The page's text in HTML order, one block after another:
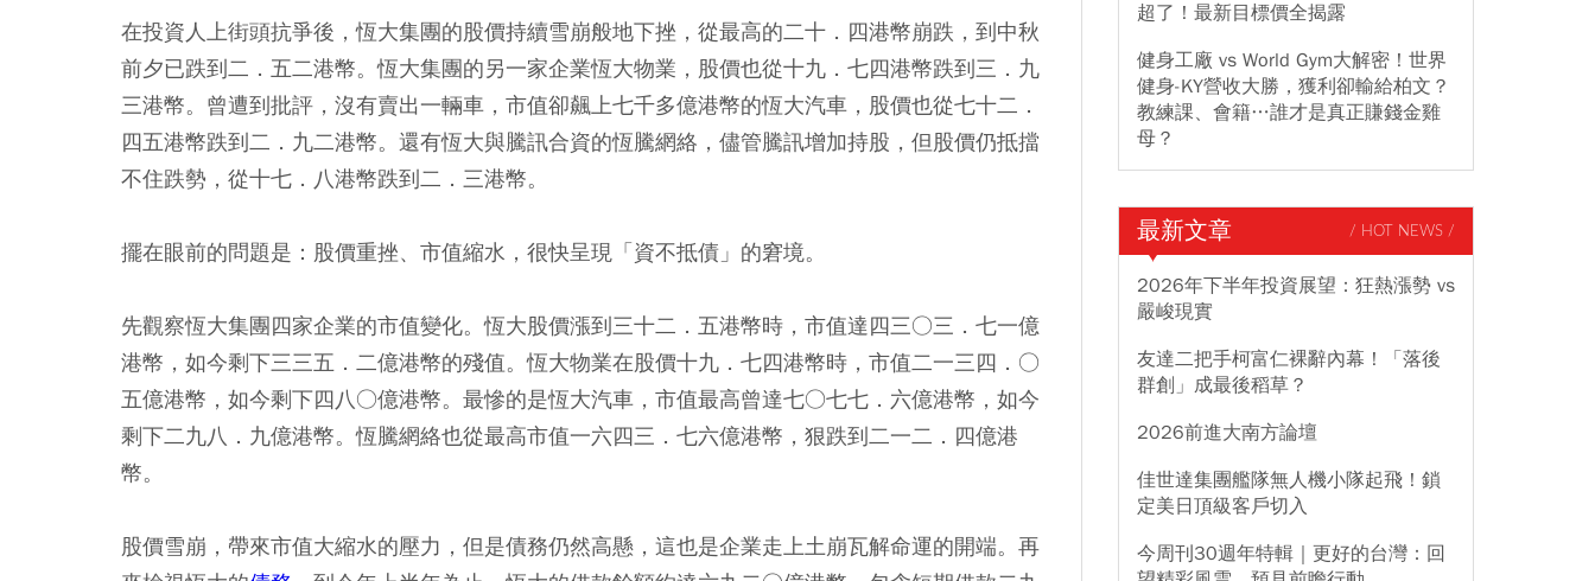
在投資人上街頭抗爭後，恆大集團的股價持續雪崩般地下挫，從最高的二十．四港幣崩跌，到中秋
前夕已跌到二．五二港幣。恆大集團的另一家企業恆大物業，股價也從十九．七四港幣跌到三．九
三港幣。曾遭到批評，沒有賣出一輛車，市值卻飆上七千多億港幣的恆大汽車，股價也從七十二．
四五港幣跌到二．九二港幣。還有恆大與騰訊合資的恆騰網絡，儘管騰訊增加持股，但股價仍抵擋
不住跌勢，從十七．八港幣跌到二．三港幣。
擺在眼前的問題是：股價重挫、市值縮水，很快呈現「資不抵債」的窘境。
先觀察恆大集團四家企業的市值變化。恆大股價漲到三十二．五港幣時，市值達四三○三．七一億
港幣，如今剩下三三五．二億港幣的殘值。恆大物業在股價十九．七四港幣時，市值二一三四．○
五億港幣，如今剩下四八○億港幣。最慘的是恆大汽車，市值最高曾達七○七七．六億港幣，如今
剩下二九八．九億港幣。恆騰網絡也從最高市值一六四三．七六億港幣，狠跌到二一二．四億港
幣。
股價雪崩，帶來市值大縮水的壓力，但是債務仍然高懸，這也是企業走上土崩瓦解命運的開端。再
超了！最新目標價全揭露
健身工廠 vs World Gym大解密！世界
健身-KY營收大勝，獲利卻輸給柏文？
教練課、會籍…誰才是真正賺錢金雞
母？
最新文章 / HOT NEWS /
2026年下半年投資展望：狂熱漲勢 vs
嚴峻現實
友達二把手柯富仁裸辭內幕！「落後
群創」成最後稻草？
2026前進大南方論壇
佳世達集團艦隊無人機小隊起飛！鎖
定美日頂級客戶切入
今周刊30週年特輯｜更好的台灣：回